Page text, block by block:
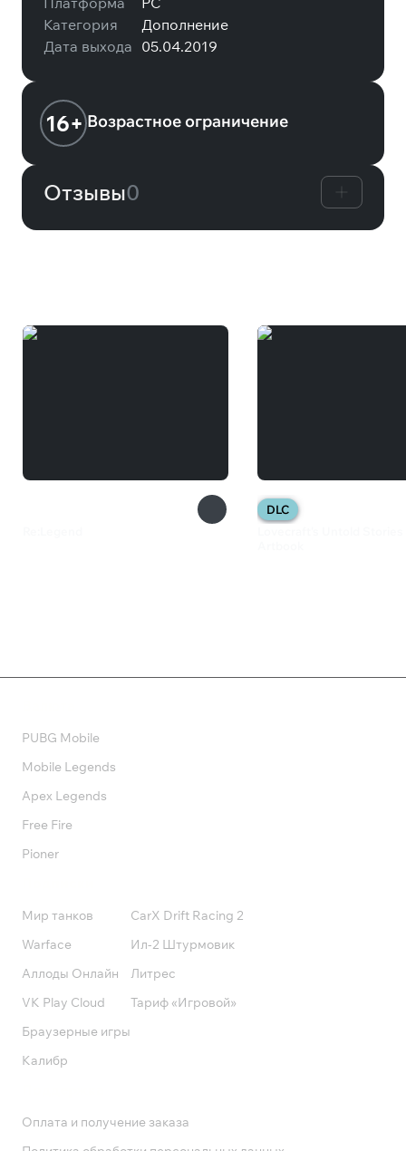
Категория
Дополнение
Дата выхода 05.04.2019
16+ Возрастное ограничение
Отзывы0
DLC
PUBG Mobile
Mobile Legends
Apex Legends
Free Fire
Pioner
Мир танков
Warface
Аллоды Онлайн
VK Play Cloud
Браузерные игры
Калибр
CarX Drift Racing 2
Ил-2 Штурмовик
Литрес
Тариф «Игровой»
Оплата и получение заказа